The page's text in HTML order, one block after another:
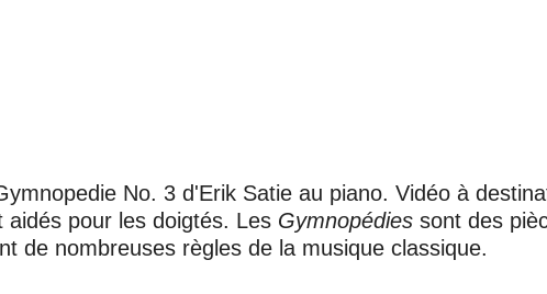
No. 3 d'Erik Satie au piano. Vidéo à
pour les doigtés. Les Gymnopédies sont des
de nombreuses règles de la musique classique.